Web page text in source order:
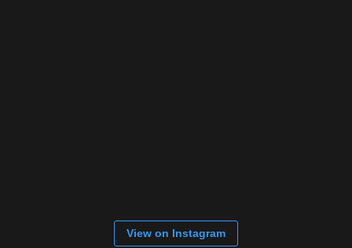
View on Instagram